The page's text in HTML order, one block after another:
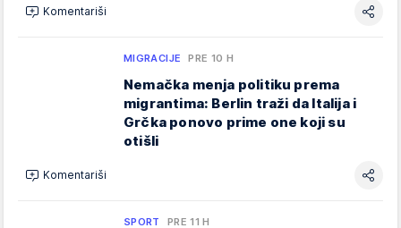
Komentariši
MIGRACIJE PRE 10 H
Nemačka menja politiku prema
migrantima: Berlin traži da Italija i
Grčka ponovo prime one koji su
otišli
Komentariši
SPORT PRE 11 H